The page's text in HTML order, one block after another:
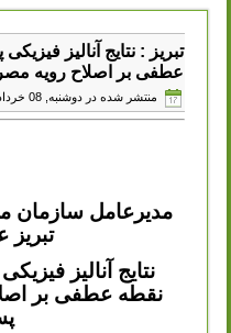
تبریز : نتایج آنالیز
عطفی بر اصلاح رویه
منتشر شده در دوشنبه, 08 خرداد 1396 12:35
مدیرعامل سازمان
تبریز
نتایج آنالیز
نقطه عطفی بر